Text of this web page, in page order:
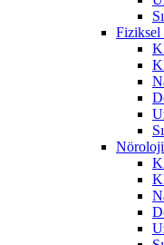
Fiziksel
Nöroloji